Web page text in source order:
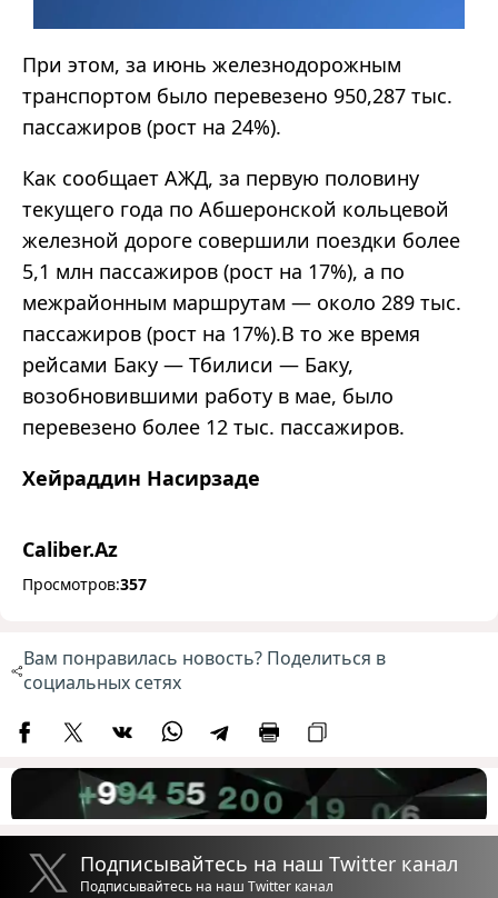
При этом, за июнь железнодорожным
транспортом было перевезено 950,287 тыс.
пассажиров (рост на 24%).
Как сообщает АЖД, за первую половину
текущего года по Абшеронской кольцевой
железной дороге совершили поездки более
5,1 млн пассажиров (рост на 17%), а по
межрайонным маршрутам — около 289 тыс.
пассажиров (рост на 17%).В то же время
рейсами Баку — Тбилиси — Баку,
возобновившими работу в мае, было
перевезено более 12 тыс. пассажиров.
Хейраддин Насирзаде
Caliber.Az
Просмотров:357
Вам понравилась новость? Поделиться в
социальных сетях
Подписывайтесь на наш Twitter канал
Подписывайтесь на наш Twitter канал